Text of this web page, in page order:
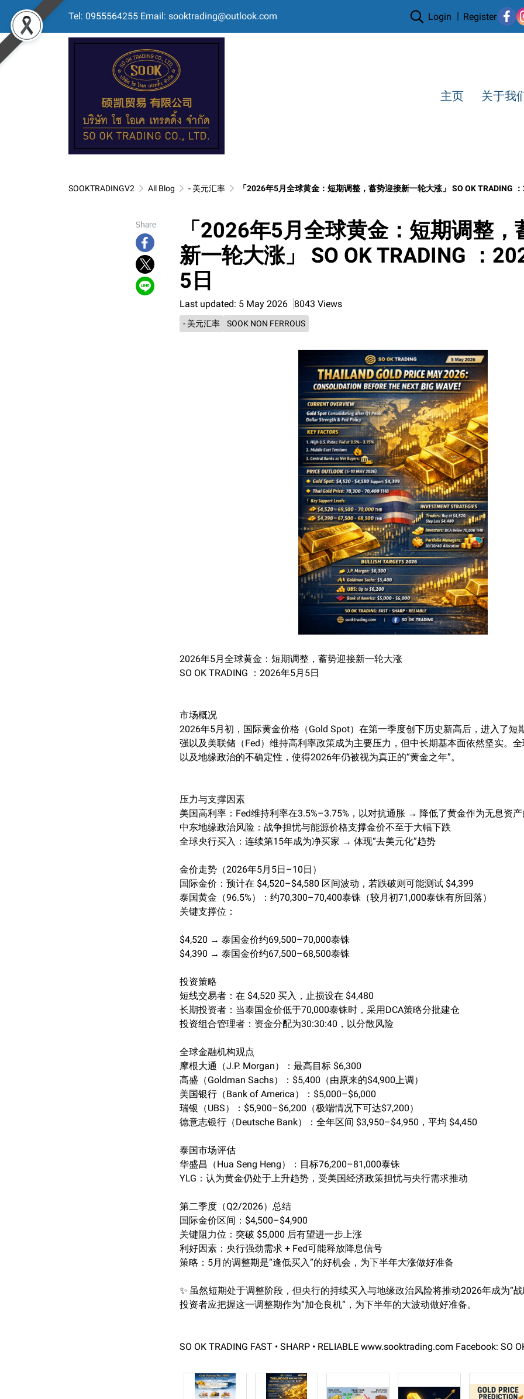
Tel: 0955564255 Email: sooktrading@outlook.com Login Register
主页 关于我
SOOKTRADINGV2 All Blog - 美元汇率 「2026年5月全球黄金：短期调整，蓄势迎接新一轮大涨」 SO OK TRADING
Share
「2026年5月全球黄金：短期调整，
新一轮大涨」 SO OK TRADING ：
5日
Last updated: 5 May 2026 8043 Views
- 美元汇率 SOOK NON FERROUS
2026年5月全球黄金：短期调整，蓄势迎接新一轮大涨
SO OK TRADING ：2026年5月5日
市场概况
2026年5月初，国际黄金价格（Gold Spot）在第一季度创下历史新高后，进入了短
强以及美联储（Fed）维持高利率政策成为主要压力，但中长期基本面依然坚实。全
以及地缘政治的不确定性，使得2026年仍被视为真正的“黄金之年”。
压力与支撑因素
美国高利率：Fed维持利率在3.5%–3.75%，以对抗通胀 → 降低了黄金作为无息资产
中东地缘政治风险：战争担忧与能源价格支撑金价不至于大幅下跌
全球央行买入：连续第15年成为净买家 → 体现“去美元化”趋势
金价走势（2026年5月5日–10日）
国际金价：预计在 $4,520–$4,580 区间波动，若跌破则可能测试 $4,399
泰国黄金（96.5%）：约70,300–70,400泰铢（较月初71,000泰铢有所回落）
关键支撑位：
$4,520 → 泰国金价约69,500–70,000泰铢
$4,390 → 泰国金价约67,500–68,500泰铢
投资策略
短线交易者：在 $4,520 买入，止损设在 $4,480
长期投资者：当泰国金价低于70,000泰铢时，采用DCA策略分批建仓
投资组合管理者：资金分配为30:30:40，以分散风险
全球金融机构观点
摩根大通（J.P. Morgan）：最高目标 $6,300
高盛（Goldman Sachs）：$5,400（由原来的$4,900上调）
美国银行（Bank of America）：$5,000–$6,000
瑞银（UBS）：$5,900–$6,200（极端情况下可达$7,200）
德意志银行（Deutsche Bank）：全年区间 $3,950–$4,950，平均 $4,450
泰国市场评估
华盛昌（Hua Seng Heng）：目标76,200–81,000泰铢
YLG：认为黄金仍处于上升趋势，受美国经济政策担忧与央行需求推动
第二季度（Q2/2026）总结
国际金价区间：$4,500–$4,900
关键阻力位：突破 $5,000 后有望进一步上涨
利好因素：央行强劲需求 + Fed可能释放降息信号
策略：5月的调整期是“逢低买入”的好机会，为下半年大涨做好准备
✨ 虽然短期处于调整阶段，但央行的持续买入与地缘政治风险将推动2026年成为“战
投资者应把握这一调整期作为“加仓良机”，为下半年的大波动做好准备。
SO OK TRADING FAST • SHARP • RELIABLE www.sooktrading.com Facebook: SO